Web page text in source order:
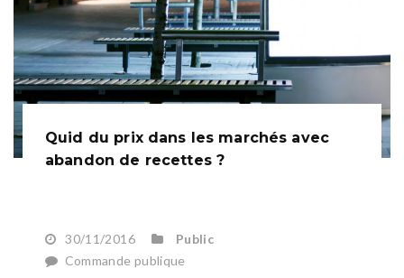
Quid du prix dans les marchés avec
abandon de recettes ?
30/11/2016
Public
Commande publique